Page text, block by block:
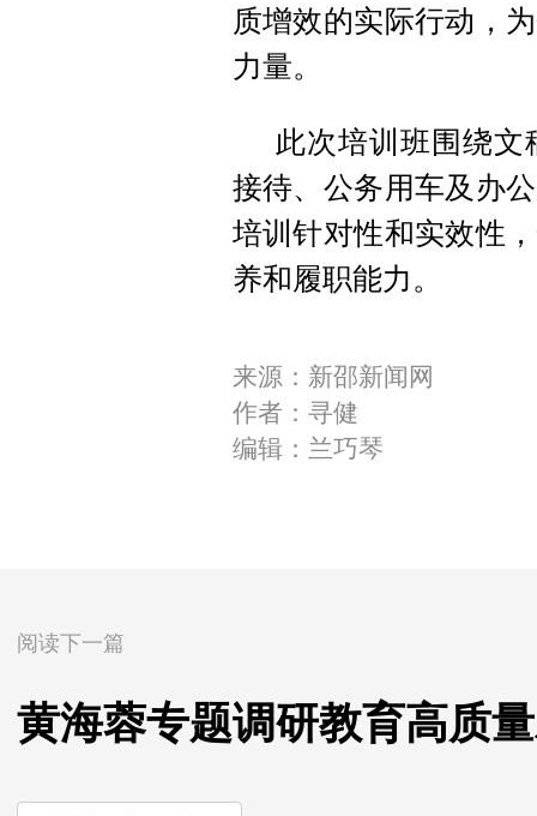
质增效的实际行动，
力量。
此次培训班围绕
接待、公务用车及办
培训针对性和实效性
养和履职能力。
来源：新邵新闻网
作者：寻健
编辑：兰巧琴
阅读下一篇
黄海蓉专题调研教育高质